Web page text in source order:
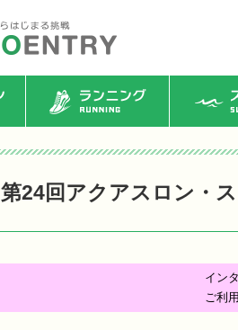
ランニング ス
第24回アクアスロン・
イン
ご利